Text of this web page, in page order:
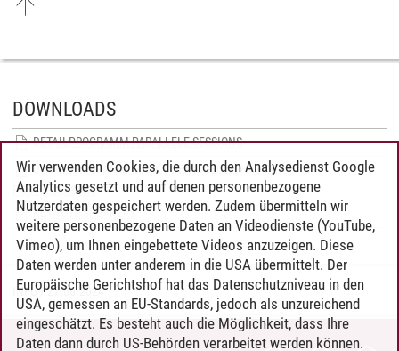
DOWNLOADS
DETAILPROGRAMM PARALLELE SESSIONS
DETAILPROGRAMM MARKT DER MOEGLICHKEITEN UND
POSTERSESSION
KEYNOTE SPEAKERS
INFU/27.06.2024
Wir verwenden Cookies, die durch den Analysedienst Google
Analytics gesetzt und auf denen personenbezogene
Nutzerdaten gespeichert werden. Zudem übermitteln wir
weitere personenbezogene Daten an Videodienste (YouTube,
Vimeo), um Ihnen eingebettete Videos anzuzeigen. Diese
Daten werden unter anderem in die USA übermittelt. Der
Europäische Gerichtshof hat das Datenschutzniveau in den
USA, gemessen an EU-Standards, jedoch als unzureichend
eingeschätzt. Es besteht auch die Möglichkeit, dass Ihre
Daten dann durch US-Behörden verarbeitet werden können.